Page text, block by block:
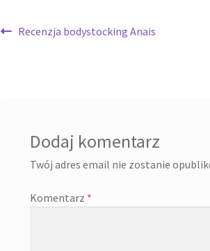
Nawigacja
Poprzedni
Recenzja bodystocking Anais
Dodaj komentarz
Twój adres email nie zostanie
Komentarz *